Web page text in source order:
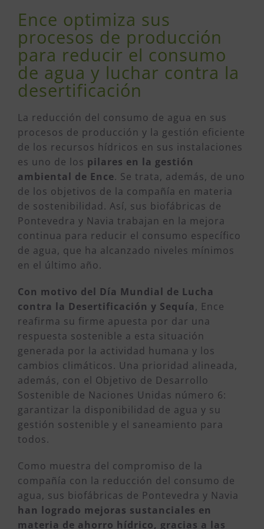
Ence optimiza sus
procesos de producción
para reducir el consumo
de agua y luchar contra la
desertificación
La reducción del consumo de agua en sus
procesos de producción y la gestión eficiente
de los recursos hídricos en sus instalaciones
es uno de los pilares en la gestión
ambiental de Ence. Se trata, además, de uno
de los objetivos de la compañía en materia
de sostenibilidad. Así, sus biofábricas de
Pontevedra y Navia trabajan en la mejora
continua para reducir el consumo específico
de agua, que ha alcanzado niveles mínimos
en el último año.
Con motivo del Día Mundial de Lucha
contra la Desertificación y Sequía, Ence
reafirma su firme apuesta por dar una
respuesta sostenible a esta situación
generada por la actividad humana y los
cambios climáticos. Una prioridad alineada,
además, con el Objetivo de Desarrollo
Sostenible de Naciones Unidas número 6:
garantizar la disponibilidad de agua y su
gestión sostenible y el saneamiento para
todos.
Como muestra del compromiso de la
compañía con la reducción del consumo de
agua, sus biofábricas de Pontevedra y Navia
han logrado mejoras sustanciales en
materia de ahorro hídrico, gracias a las